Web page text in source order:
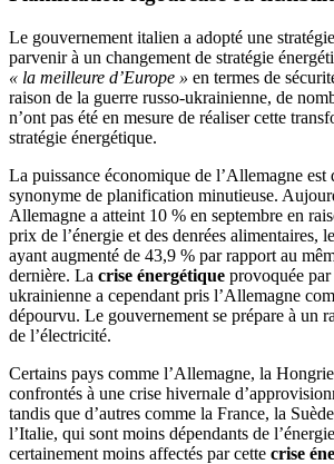
Le gouvernement italien a adopté une
parvenir à un changement de stratégie
« la meilleure d’Europe » en termes de
raison de la guerre russo-ukrainienne, de
n’ont pas été en mesure de réaliser cette
stratégie énergétique.
La puissance économique de l’Allemagne est
synonyme de planification minutieuse.
Allemagne a atteint 10 % en septembre en
prix de l’énergie et des denrées alimentaires,
ayant augmenté de 43,9 % par rapport au
dernière. La crise énergétique provoquée
ukrainienne a cependant pris l’Allemagne
dépourvu. Le gouvernement se prépare à un
de l’électricité.
Certains pays comme l’Allemagne, la
confrontés à une crise hivernale
tandis que d’autres comme la France, la
l’Italie, qui sont moins dépendants de
certainement moins affectés par cette crise